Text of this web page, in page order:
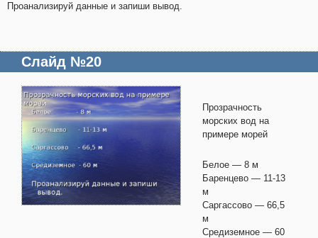
Проанализируй данные и запиши вывод.
Слайд №20
Прозрачность
морских вод на
примере морей
Белое — 8 м
Баренцево — 11-13
м
Саргассово — 66,5
м
Средиземное — 60